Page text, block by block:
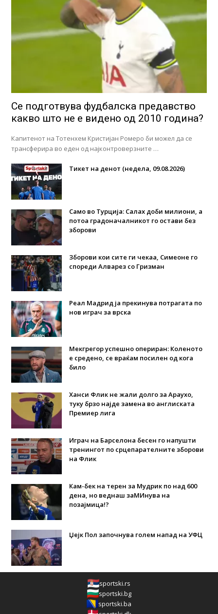
Се подготвува фудбалска предавство
какво што не е видено од 2010 година?
Капитенот на Тотенхем Кристијан Ромеро би можел да се
трансферира во еден од најконтроверзните …
Тикет на денот (недела, 09.08.2026)
Само во Турција: Салах доби милиони, а
потоа градоначалникот го остави без
зборови
Зборови кои сите ги чекаа, Симеоне го
спореди Алварез со Гризман
Реал Мадрид ја прекинува потрагата по
нов играч за врска
Мекгрегор успешно опериран: Коленото
е средено, се враќам посилен од кога
било
Ханси Флик не жали долго за Араухо,
туку брзо најде замена во англиската
Премиер лига
Играч на Барселона бесен го напушти
тренингот по срцепарателните зборови
на Флик
Кам-бек на терен за Мудрик по над 600
дена, но веднаш заМИнува на
позајмица!?
Џејк Пол започнува голем напад на УФЦ
sportski.rs
sportski.bg
sportski.ba